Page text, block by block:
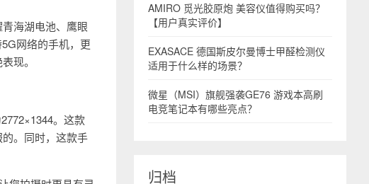
海湖电池、鹰眼
网络的手机，更
现。
。这款
。同时，这款手
AMIRO 觅光胶原炮 美容仪值得购买吗？
【用户真实评价】
EXASACE 德国斯皮尔曼博士甲醛检测仪
适用于什么样的场景？
微星（MSI）旗舰强袭GE76 游戏本高刷
电竞笔记本有哪些亮点？
归档